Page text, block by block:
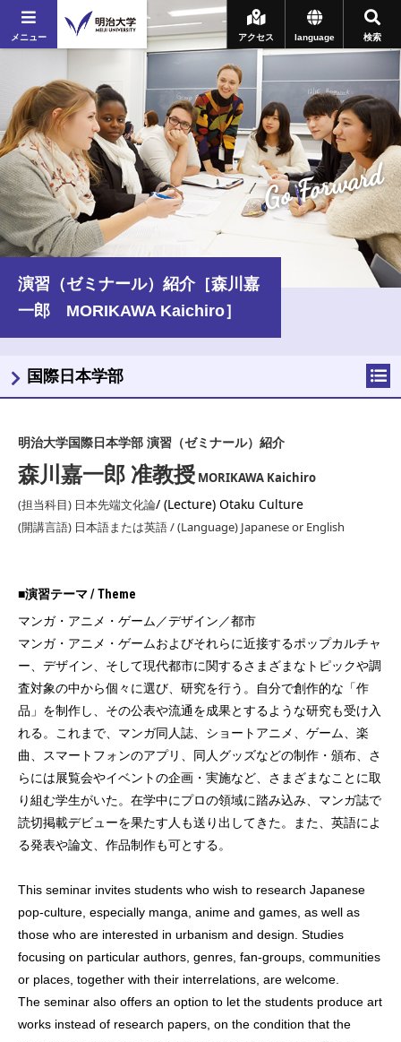
メニュー 検索
language
アクセス
Go Forward
演習（ゼミナール）紹介［森川嘉
一郎 MORIKAWA Kaichiro］
明治大学国際日本学部 演習（ゼミナール）紹介
森川嘉一郎 准教授 MORIKAWA Kaichiro
(担当科目) 日本先端文化論/ (Lecture) Otaku Culture
(開講言語) 日本語または英語 / (Language) Japanese or English
■演習テーマ / Theme
マンガ・アニメ・ゲーム／デザイン／都市
マンガ・アニメ・ゲームおよびそれらに近接するポップカルチャ
ー、デザイン、そして現代都市に関するさまざまなトピックや調
査対象の中から個々に選び、研究を行う。自分で創作的な「作
品」を制作し、その公表や流通を成果とするような研究も受け入
れる。これまで、マンガ同人誌、ショートアニメ、ゲーム、楽
曲、スマートフォンのアプリ、同人グッズなどの制作・頒布、さ
らには展覧会やイベントの企画・実施など、さまざまなことに取
り組む学生がいた。在学中にプロの領域に踏み込み、マンガ誌で
読切掲載デビューを果たす人も送り出してきた。また、英語によ
る発表や論文、作品制作も可とする。
This seminar invites students who wish to research Japanese
pop-culture, especially manga, anime and games, as well as
those who are interested in urbanism and design. Studies
focusing on particular authors, genres, fan-groups, communities
or places, together with their interrelations, are welcome.
The seminar also offers an option to let the students produce art
works instead of research papers, on the condition that the
国際日本学部